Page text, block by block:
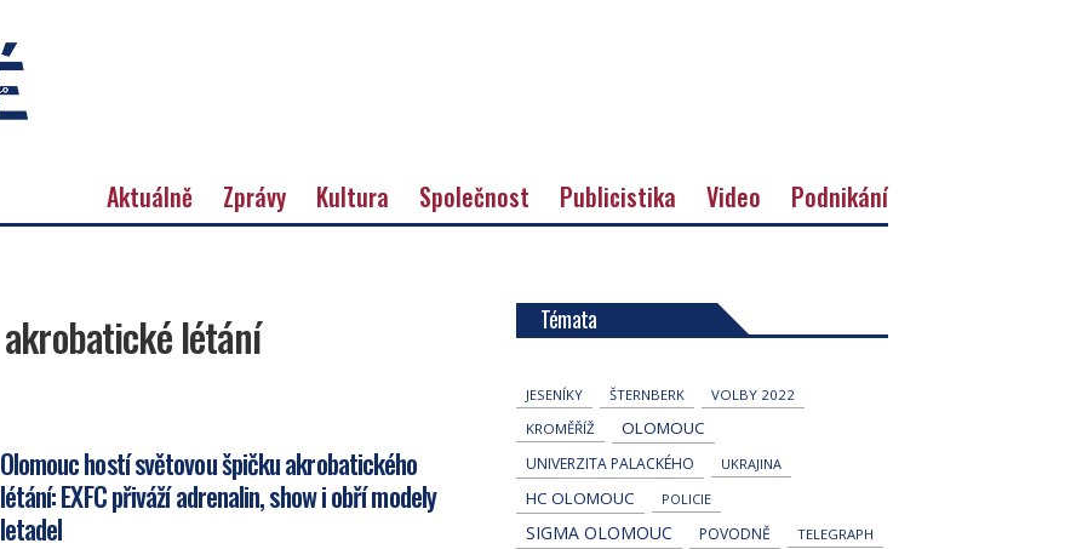
Aktuálně Zprávy Kultura Společnost Publicistika Video Podnikání
akrobatické létání
Olomouc hostí světovou špičku akrobatického
létání: EXFC přiváží adrenalin, show i obří modely
letadel
Témata
JESENÍKY ŠTERNBERK
VOLBY 2022
KROMĚŘÍŽ
OLOMOUC
UNIVERZITA PALACKÉHO UKRAJINA
HC OLOMOUC POLICIE
SIGMA OLOMOUC POVODNĚ
TELEGRAPH